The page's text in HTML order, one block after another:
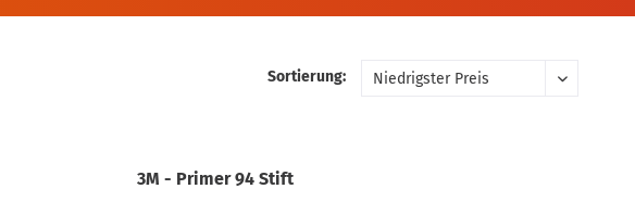
Sortierung:
3M - Primer 94 Stift